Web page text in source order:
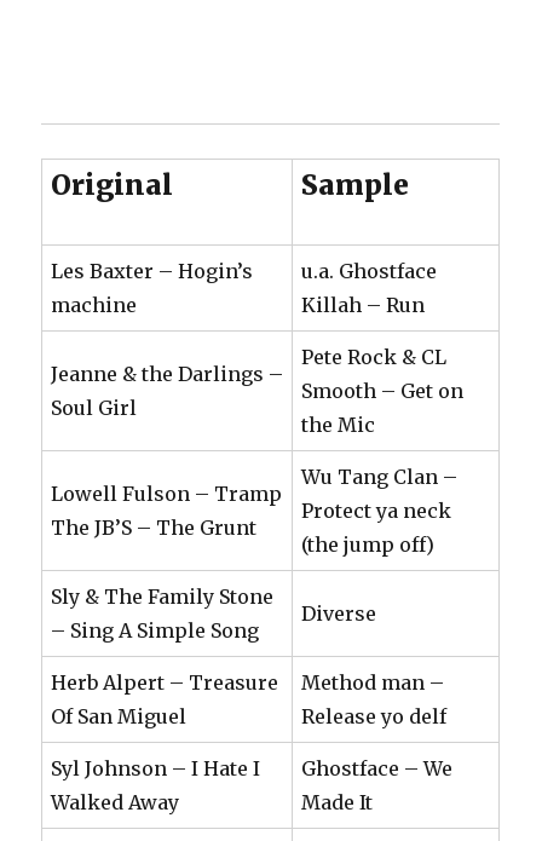
Original Sample
Les Baxter – Hogin’s
machine
u.a. Ghostface
Killah – Run
Jeanne & the Darlings –
Soul Girl
Pete Rock & CL
Smooth – Get on
the Mic
Lowell Fulson – Tramp
The JB’S – The Grunt
Wu Tang Clan –
Protect ya neck
(the jump off)
Sly & The Family Stone
– Sing A Simple Song
Diverse
Herb Alpert – Treasure
Of San Miguel
Method man –
Release yo delf
Syl Johnson – I Hate I
Walked Away
Ghostface – We
Made It